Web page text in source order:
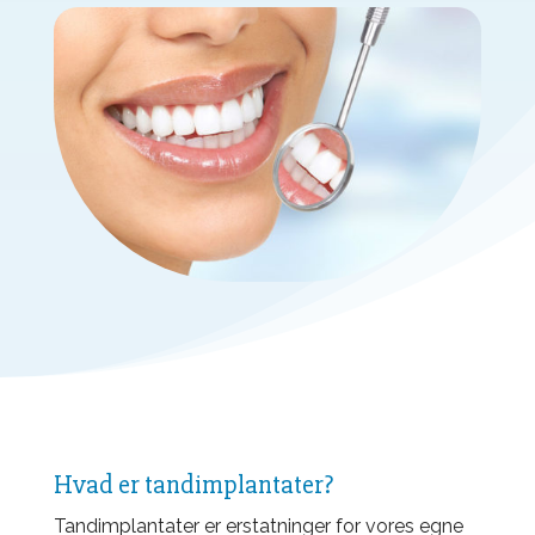
Hvad er tandimplantater?
Tandimplantater er erstatninger for vores egne